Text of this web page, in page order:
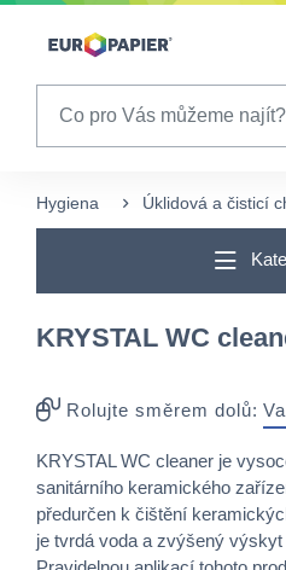
Table Of Content
Hygiena Úklidová a čisticí
KRYSTAL WC
Rolujte směrem dolů:
KRYSTAL WC cleaner je
sanitárního keramického
předurčen k čištění
je tvrdá voda a zvýšený